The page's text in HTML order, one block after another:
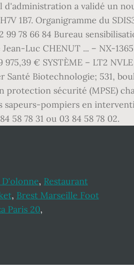
d'administration a validé un
1B7. Organigramme du
99 78 66 84 Bureau
Luc CHENUT ... – NX-
€ SYSTÈME – LT2
Santé Biotechnologie; 531,
protection sécurité (MPSE)
pompiers en
58 78 31 ou 03 84 58 78 02.
D'olonne, Restaurant
, Brest Marseille Foot
Paris 20,